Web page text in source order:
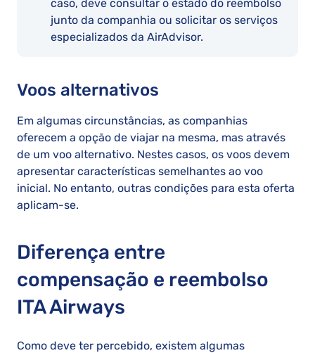
caso, deve consultar o estado do reembolso
junto da companhia ou solicitar os serviços
especializados da AirAdvisor.
Voos alternativos
Em algumas circunstâncias, as companhias
oferecem a opção de viajar na mesma, mas através
de um voo alternativo. Nestes casos, os voos devem
apresentar características semelhantes ao voo
inicial. No entanto, outras condições para esta oferta
aplicam-se.
Diferença entre
compensação e reembolso
ITA Airways
Como deve ter percebido, existem algumas